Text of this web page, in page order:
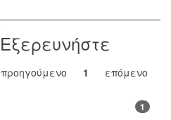
προηγούμενο 1 επόμενο
Εξερευνήστε
1